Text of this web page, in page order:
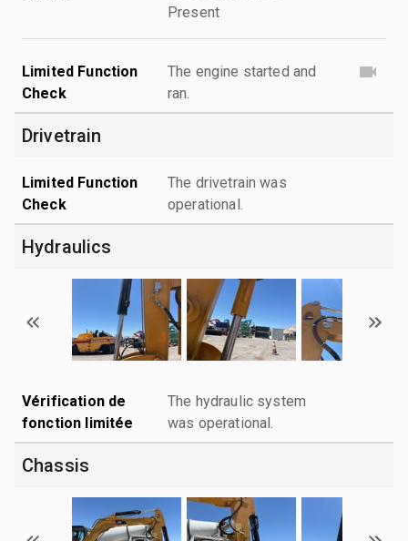
Present
Limited Function
Check
The engine started and
ran.
Drivetrain
Limited Function
Check
The drivetrain was
operational.
Hydraulics
Vérification de
fonction limitée
The hydraulic system
was operational.
Chassis